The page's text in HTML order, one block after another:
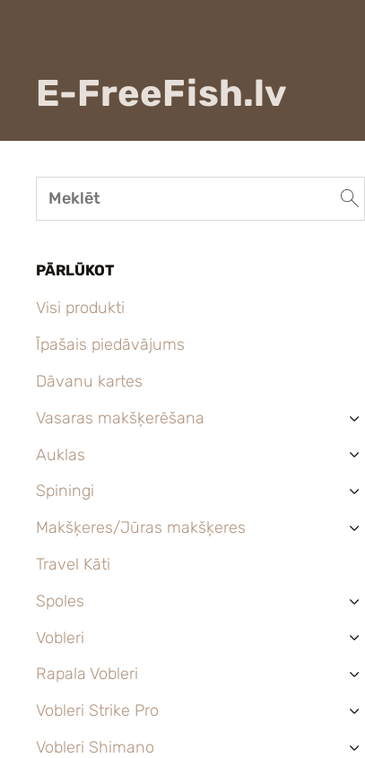
E-FreeFish.lv
PĀRLŪKOT
Visi produkti
Īpašais piedāvājums
Dāvanu kartes
Vasaras makšķerēšana
›
Auklas ›
Spiningi ›
Makšķeres/Jūras makšķeres ›
Travel Kāti
Spoles
›
Vobleri ›
Rapala Vobleri ›
Vobleri Strike Pro ›
Vobleri Shimano ›